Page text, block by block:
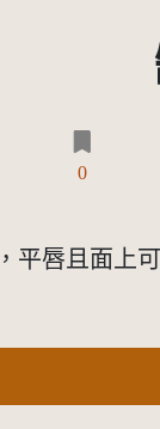
0
平唇且面上